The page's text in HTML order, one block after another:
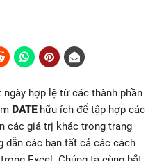
hợp lệ từ các thành phần
DATEhữu ích để tập hợp các
các giá trị khác trong trang
dẫn các bạn tất cả các cách